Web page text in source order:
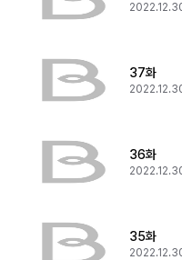
37화
36화
35화